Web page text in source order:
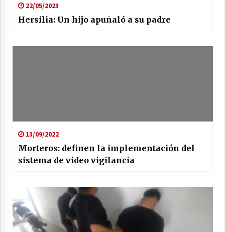
22/05/2023
Hersilia: Un hijo apuñaló a su padre
13/09/2022
Morteros: definen la implementación del
sistema de video vigilancia